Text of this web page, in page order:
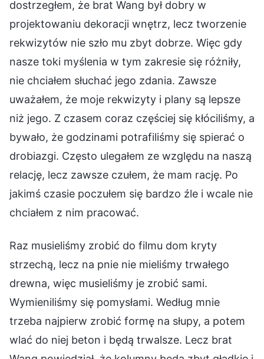
dostrzegłem, że brat Wang był dobry w
projektowaniu dekoracji wnętrz, lecz tworzenie
rekwizytów nie szło mu zbyt dobrze. Więc gdy
nasze toki myślenia w tym zakresie się różniły,
nie chciałem słuchać jego zdania. Zawsze
uważałem, że moje rekwizyty i plany są lepsze
niż jego. Z czasem coraz częściej się kłóciliśmy, a
bywało, że godzinami potrafiliśmy się spierać o
drobiazgi. Często ulegałem ze względu na naszą
relację, lecz zawsze czułem, że mam rację. Po
jakimś czasie poczułem się bardzo źle i wcale nie
chciałem z nim pracować.
Raz musieliśmy zrobić do filmu dom kryty
strzechą, lecz na pnie nie mieliśmy trwałego
drewna, więc musieliśmy je zrobić sami.
Wymieniliśmy się pomysłami. Według mnie
trzeba najpierw zrobić formę na słupy, a potem
wlać do niej beton i będą trwalsze. Lecz brat